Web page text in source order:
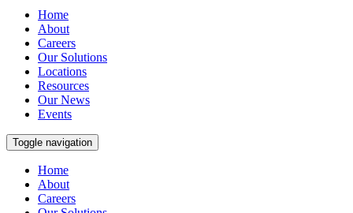
Home
About
Careers
Our Solutions
Locations
Resources
Our News
Events
Toggle navigation
Home
About
Careers